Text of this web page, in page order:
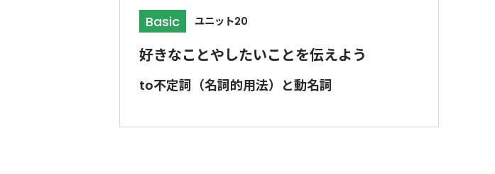
Basic ユニット20
好きなことやしたいことを伝えよう
to不定詞（名詞的用法）と動名詞